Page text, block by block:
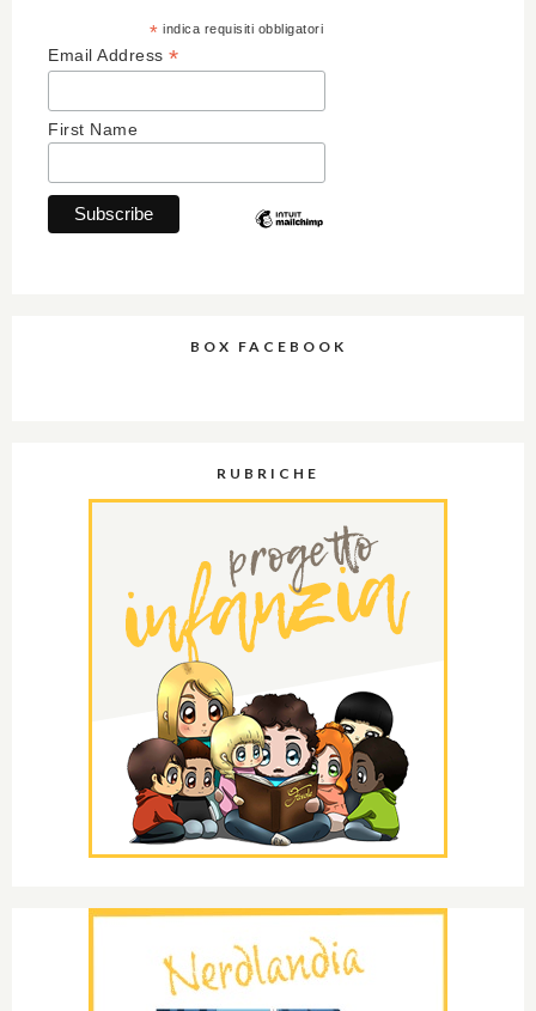
* indica requisiti obbligatori
Email Address *
First Name
BOX FACEBOOK
RUBRICHE